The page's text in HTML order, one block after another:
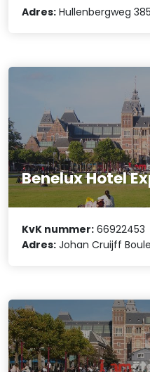
Adres: Hullenbergweg 385
Benelux Hotel
KvK nummer: 66922453
Adres: Johan Cruijff